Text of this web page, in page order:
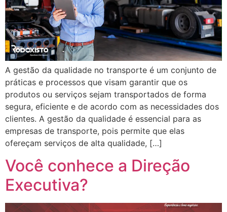
A gestão da qualidade no transporte é um conjunto de
práticas e processos que visam garantir que os
produtos ou serviços sejam transportados de forma
segura, eficiente e de acordo com as necessidades dos
clientes. A gestão da qualidade é essencial para as
empresas de transporte, pois permite que elas
ofereçam serviços de alta qualidade, […]
Você conhece a Direção
Executiva?